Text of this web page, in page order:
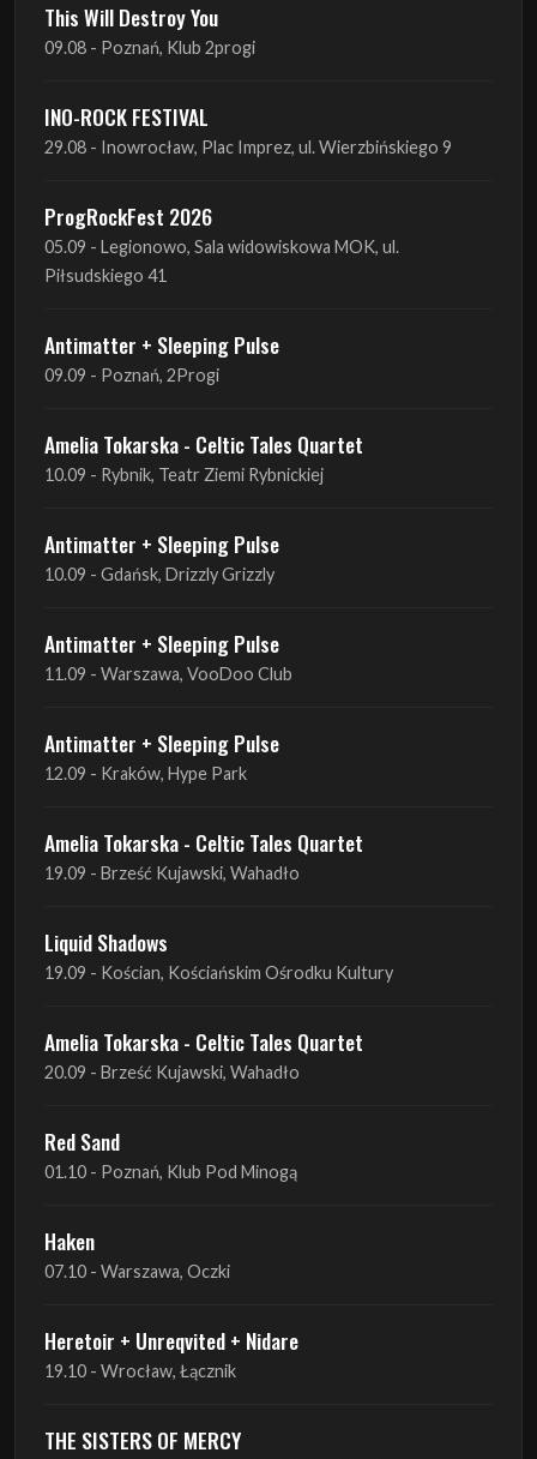
This Will Destroy You
09.08 - Poznań, Klub 2progi
INO-ROCK FESTIVAL
29.08 - Inowrocław, Plac Imprez, ul. Wierzbińskiego 9
ProgRockFest 2026
05.09 - Legionowo, Sala widowiskowa MOK, ul.
Piłsudskiego 41
Antimatter + Sleeping Pulse
09.09 - Poznań, 2Progi
Amelia Tokarska - Celtic Tales Quartet
10.09 - Rybnik, Teatr Ziemi Rybnickiej
Antimatter + Sleeping Pulse
10.09 - Gdańsk, Drizzly Grizzly
Antimatter + Sleeping Pulse
11.09 - Warszawa, VooDoo Club
Antimatter + Sleeping Pulse
12.09 - Kraków, Hype Park
Amelia Tokarska - Celtic Tales Quartet
19.09 - Brześć Kujawski, Wahadło
Liquid Shadows
19.09 - Kościan, Kościańskim Ośrodku Kultury
Amelia Tokarska - Celtic Tales Quartet
20.09 - Brześć Kujawski, Wahadło
Red Sand
01.10 - Poznań, Klub Pod Minogą
Haken
07.10 - Warszawa, Oczki
Heretoir + Unreqvited + Nidare
19.10 - Wrocław, Łącznik
THE SISTERS OF MERCY